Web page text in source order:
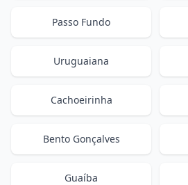
Passo Fundo
Uruguaiana
Cachoeirinha
Bento Gonçalves
Guaíba